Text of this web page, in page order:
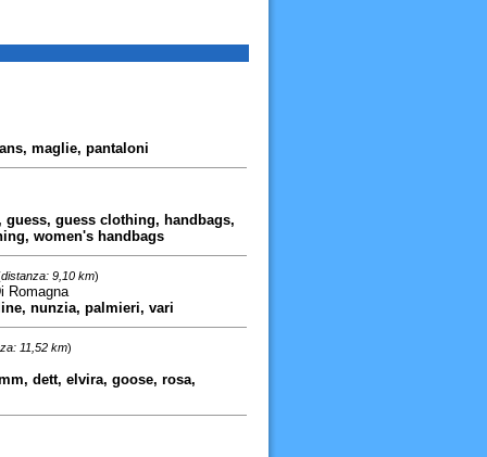
maglie, pantaloni
guess clothing, handbags,
women's handbags
distanza: 9,10 km)
Romagna
nunzia, palmieri, vari
11,52 km)
dett, elvira, goose, rosa,